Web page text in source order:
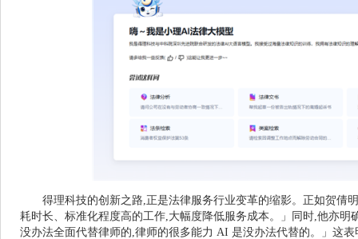
得理科技的创新之路,正是法律服务行业变革的缩影。正如贺倩
耗时长、标准化程度高的工作,大幅度降低服务成本。」同时,他亦
没办法全面代替律师的,律师的很多能力 AI 是没办法代替的。」这